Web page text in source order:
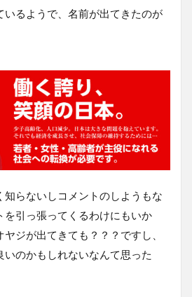
いるようで、名前が出てきたのが
知らないしコメントのしようもな
を引っ張ってくるわけにもいか
ジが出てきても？？？ですし、
のかもしれないなんて思った